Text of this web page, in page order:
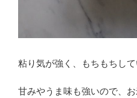
粘り気が強く、もちもちして
甘みやうま味も強いので、